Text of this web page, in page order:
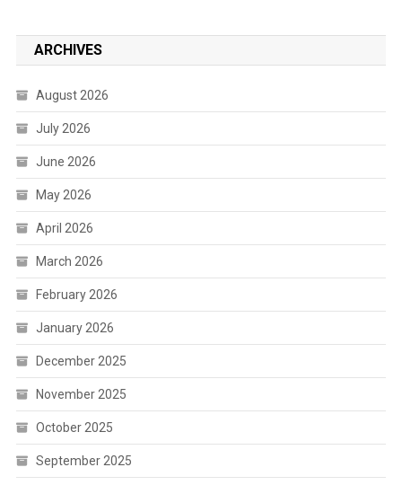
ARCHIVES
August 2026
July 2026
June 2026
May 2026
April 2026
March 2026
February 2026
January 2026
December 2025
November 2025
October 2025
September 2025